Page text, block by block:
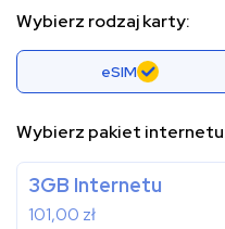
Wybierz rodzaj karty:
eSIM
Wybierz pakiet
3GB Internetu
101,00 zł